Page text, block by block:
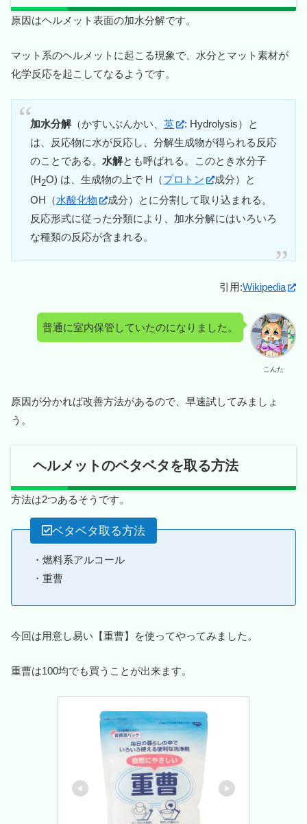
原因はヘルメット表面の加水分解です。
マット系のヘルメットに起こる現象で、水分とマット素材が
化学反応を起こしてなるようです。
加水分解（かすいぶんかい、 英 : Hydrolysis）と
は、反応物に水が反応し、分解生成物が得られる反応
のことである。 水解とも呼ばれる。このとき水分子
(H2O) は、生成物の上で H（プロトン
成分）と
OH（水酸化物
成分）とに分割して取り込まれる。
反応形式に従った分類により、加水分解にはいろいろ
な種類の反応が含まれる。
引用:Wikipedia
こんた
普通に室内保管していたのになりました。
原因が分かれば改善方法があるので、早速試してみましょ
う。
ヘルメットのベタベタを取る方法
方法は2つあるそうです。
ベタベタ取る方法
・燃料系アルコール
・重曹
今回は用意し易い【重曹】を使ってやってみました。
重曹は100均でも買うことが出来ます。